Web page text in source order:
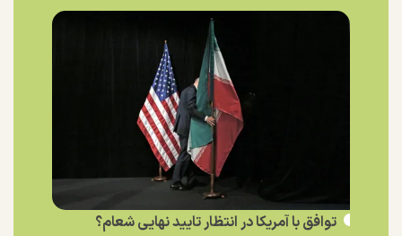
توافق با آمریکا در انتظار تایید نهایی شعام؟